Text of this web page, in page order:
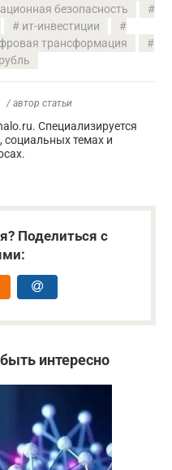
безопасность
ит-инвестиции
трансформация
/ автор статьи
Специализируется
социальных темах и
Поделиться с
интересно